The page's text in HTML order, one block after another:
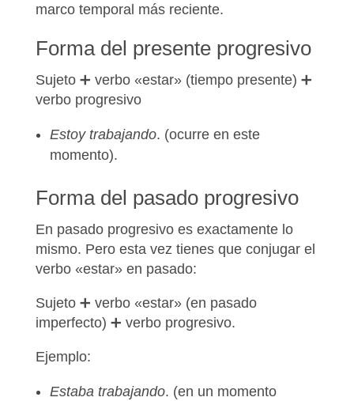
marco temporal más reciente.
Forma del presente progresivo
Sujeto ➕ verbo «estar» (tiempo presente) ➕
verbo progresivo
Estoy trabajando. (ocurre en este
momento).
Forma del pasado progresivo
En pasado progresivo es exactamente lo
mismo. Pero esta vez tienes que conjugar el
verbo «estar» en pasado:
Sujeto ➕ verbo «estar» (en pasado
imperfecto) ➕ verbo progresivo.
Ejemplo:
Estaba trabajando. (en un momento